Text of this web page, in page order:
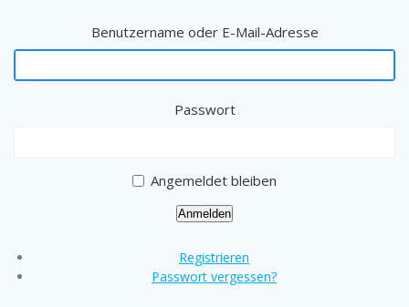
Benutzername oder E-Mail-Adresse
Passwort
Angemeldet bleiben
Anmelden
Registrieren
Passwort vergessen?